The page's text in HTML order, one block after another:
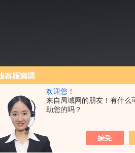
欢迎您！
来自局域网的朋友！有什么
助您的吗？
： 首页> >压力试验机